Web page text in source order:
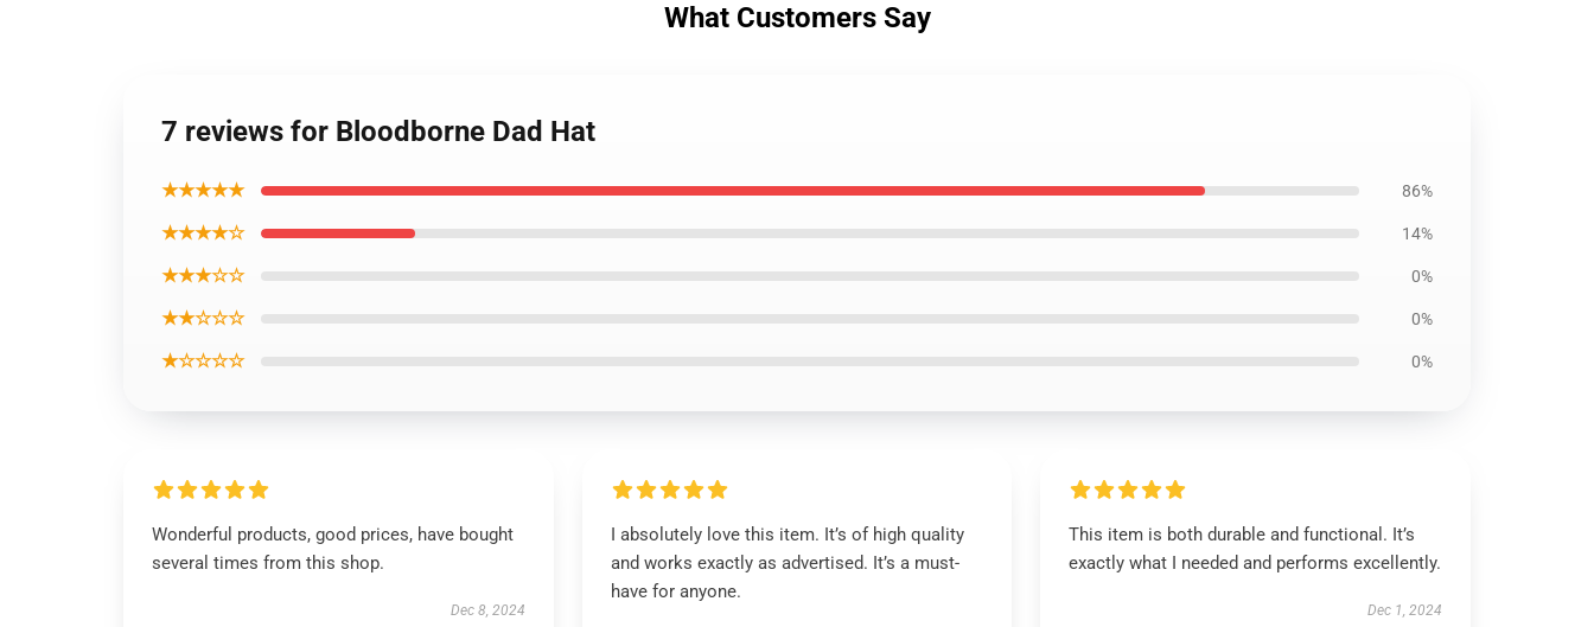
What Customers Say
7 reviews for Bloodborne Dad Hat
★★★★★ 86%
★★★★☆ 14%
★★★☆☆ 0%
★★☆☆☆ 0%
★☆☆☆☆ 0%
Wonderful products, good prices, have bought
several times from this shop.
Dec 8, 2024
I absolutely love this item. It’s of high quality
and works exactly as advertised. It’s a must-
have for anyone.
This item is both durable and functional. It’s
exactly what I needed and performs excellently.
Dec 1, 2024